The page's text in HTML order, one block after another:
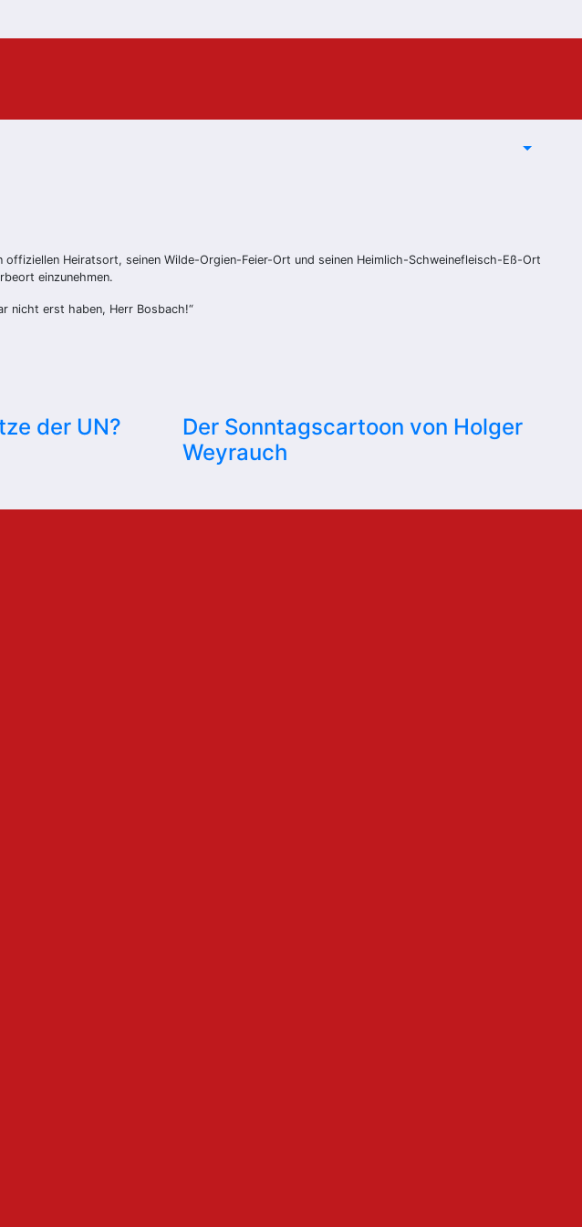
Heiratsort, seinen Wilde-Orgien-Feier-Ort und seinen Heimlich-Schweinefleisch-Eß-Ort
einzunehmen.
nicht erst haben, Herr Bosbach!“
der UN?
Der Sonntagscartoon von Holger
Weyrauch